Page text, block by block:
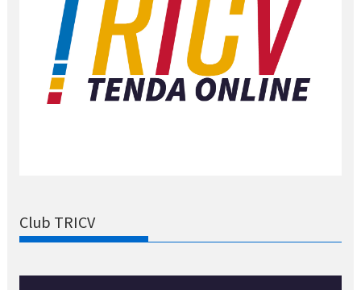
Club TRICV